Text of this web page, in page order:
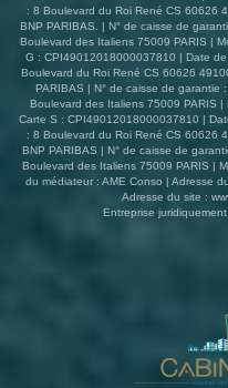
: 8 Boulevard du Roi René CS 60626
BNP PARIBAS. | N° de caisse de
Boulevard des Italiens 75009 PARIS |
G : CPI49012018000037810 | Date
Boulevard du Roi René CS 60626
PARIBAS | N° de caisse de
Boulevard des Italiens 75009 PARIS
Carte S : CPI49012018000037810 |
: 8 Boulevard du Roi René CS 60626
BNP PARIBAS | N° de caisse de
Boulevard des Italiens 75009 PARIS |
du médiateur : AME Conso | Adresse
Adresse du site :
Entreprise